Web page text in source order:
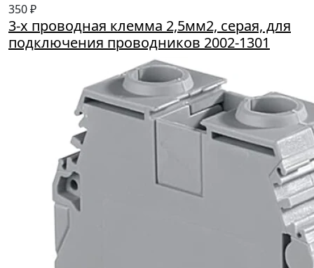
350 ₽
3-х проводная клемма 2,5мм2, серая, для
подключения проводников 2002-1301